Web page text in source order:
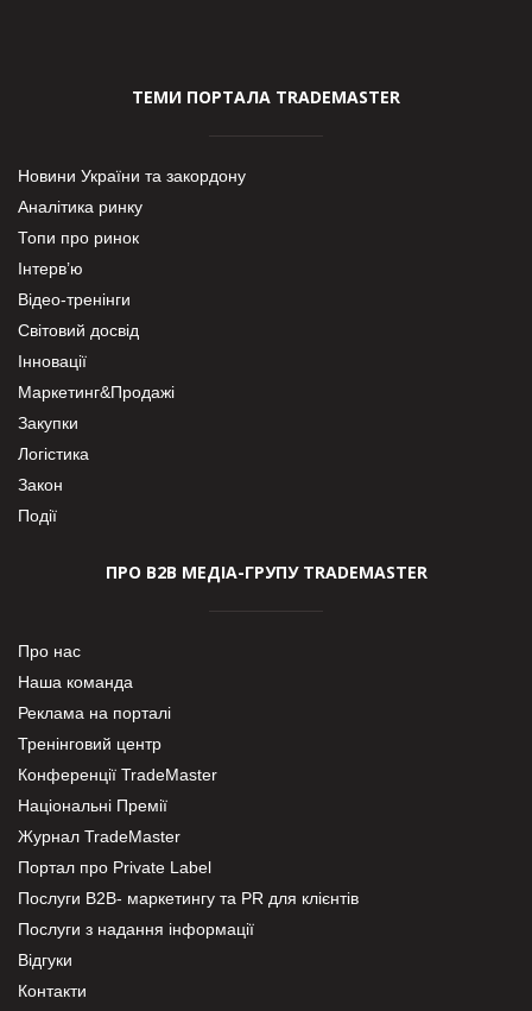
ТЕМИ ПОРТАЛА TRADEMASTER
Новини України та закордону
Аналітика ринку
Топи про ринок
Інтерв’ю
Відео-тренінги
Світовий досвід
Інновації
Маркетинг&Продажі
Закупки
Логістика
Закон
Події
ПРО В2В МЕДІА-ГРУПУ TRADEMASTER
Про нас
Наша команда
Реклама на порталі
Тренінговий центр
Конференції TradeMaster
Національні Премії
Журнал TradeMaster
Портал про Private Label
Послуги В2В- маркетингу та PR для клієнтів
Послуги з надання інформації
Відгуки
Контакти